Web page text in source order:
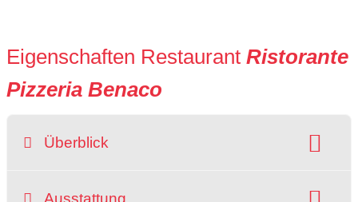
Eigenschaften Restaurant Ristorante
Pizzeria Benaco
Überblick